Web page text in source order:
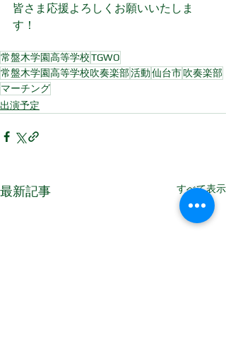
皆さま応援よろしくお願いいたしま
す！
常盤木学園高等学校TGWO
常盤木学園高等学校吹奏楽部活動仙台市吹奏楽部
マーチング
出演予定
最新記事 すべて表示